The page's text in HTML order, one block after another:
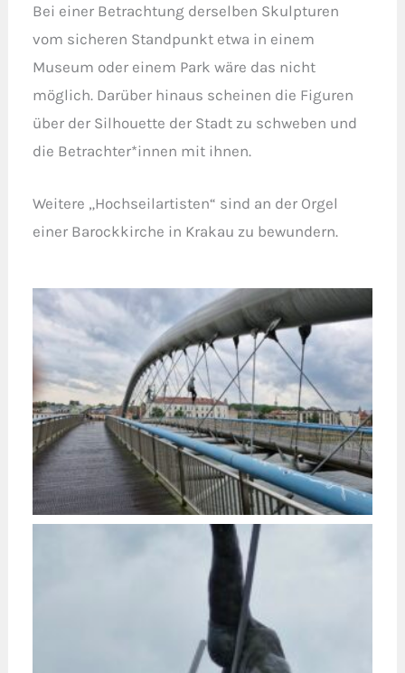
Bei einer Betrachtung derselben Skulpturen
vom sicheren Standpunkt etwa in einem
Museum oder einem Park wäre das nicht
möglich. Darüber hinaus scheinen die Figuren
über der Silhouette der Stadt zu schweben und
die Betrachter*innen mit ihnen.
Weitere „Hochseilartisten“ sind an der Orgel
einer Barockkirche in Krakau zu bewundern.